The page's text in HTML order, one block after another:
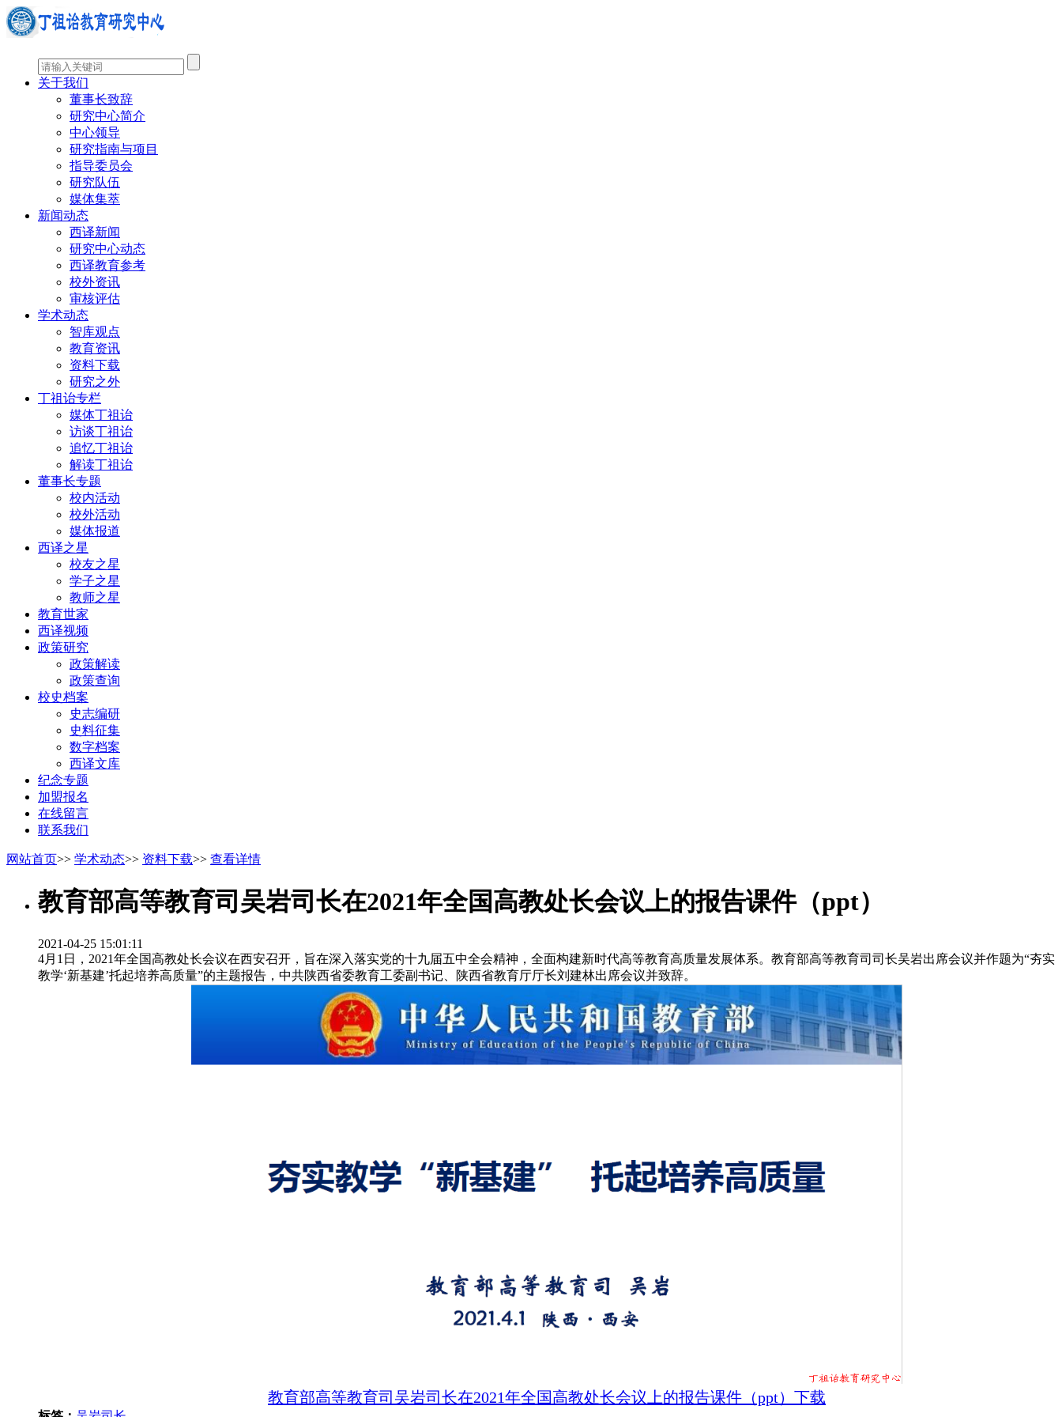
关于我们
董事长致辞
研究中心简介
中心领导
研究指南与项目
指导委员会
研究队伍
媒体集萃
新闻动态
西译新闻
研究中心动态
西译教育参考
校外资讯
审核评估
学术动态
智库观点
教育资讯
资料下载
研究之外
丁祖诒专栏
媒体丁祖诒
访谈丁祖诒
追忆丁祖诒
解读丁祖诒
董事长专题
校内活动
校外活动
媒体报道
西译之星
校友之星
学子之星
教师之星
教育世家
西译视频
政策研究
政策解读
政策查询
校史档案
史志编研
史料征集
数字档案
西译文库
纪念专题
加盟报名
在线留言
联系我们
网站首页>> 学术动态>> 资料下载>> 查看详情
教育部高等教育司吴岩司长在2021年全国高教处长会议上的报告课件（ppt）
2021-04-25 15:01:11
4月1日，2021年全国高教处长会议在西安召开，旨在深入落实党的十九届五中全会精神，全面构建新时代高等教育高质量发展体系。教育部高等教育司司长吴岩出席会议并作题为“夯实
教学‘新基建’托起培养高质量”的主题报告，中共陕西省委教育工委副书记、陕西省教育厅厅长刘建林出席会议并致辞。
教育部高等教育司吴岩司长在2021年全国高教处长会议上的报告课件（ppt）下载